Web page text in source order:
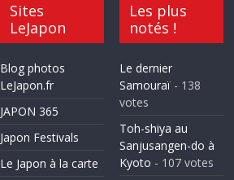
Sites
LeJapon
Blog photos
LeJapon.fr
JAPON 365
Japon Festivals
Le Japon à la carte
Les plus
notés !
Le dernier
Samouraï- 138
votes
Toh-shiya au
Sanjusangen-do à
Kyoto - 107 votes